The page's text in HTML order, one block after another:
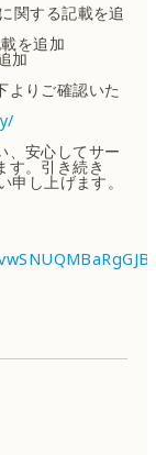
関する記載を追
を追加
加
よりご確認いた
、安心してサー
す。引き続き
し上げます。